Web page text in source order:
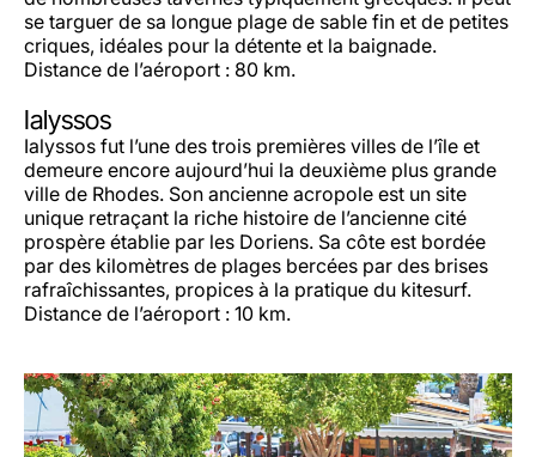
se targuer de sa longue plage de sable fin et de petites
criques, idéales pour la détente et la baignade.
Distance de l’aéroport : 80 km.
Ialyssos
Ialyssos fut l’une des trois premières villes de l’île et
demeure encore aujourd’hui la deuxième plus grande
ville de Rhodes. Son ancienne acropole est un site
unique retraçant la riche histoire de l’ancienne cité
prospère établie par les Doriens. Sa côte est bordée
par des kilomètres de plages bercées par des brises
rafraîchissantes, propices à la pratique du kitesurf.
Distance de l’aéroport : 10 km.